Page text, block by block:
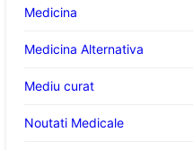
Medicina
Medicina Alternativa
Mediu curat
Noutati Medicale